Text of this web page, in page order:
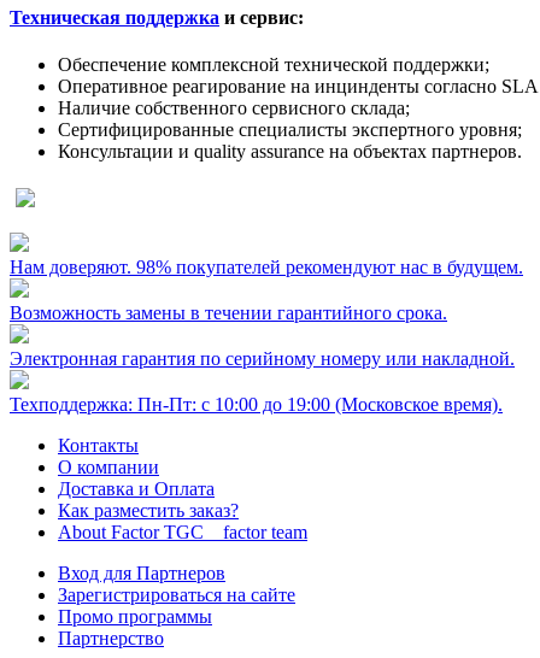
Техническая поддержка и сервис:
Обеспечение комплексной технической поддержки;
Оперативное реагирование на инцинденты согласно
Наличие собственного сервисного склада;
Сертифицированные специалисты экспертного уровня;
Консультации и quality assurance на объектах партнеров.
Нам доверяют. 98% покупателей рекомендуют нас в будущем.
Возможность замены в течении гарантийного срока.
Электронная гарантия по серийному номеру или накладной.
Техподдержка: Пн-Пт: с 10:00 до 19:00 (Московское время).
Контакты
О компании
Доставка и Оплата
Как разместить заказ?
About Factor TGC _ factor team
Вход для Партнеров
Зарегистрироваться на сайте
Промо программы
Партнерство